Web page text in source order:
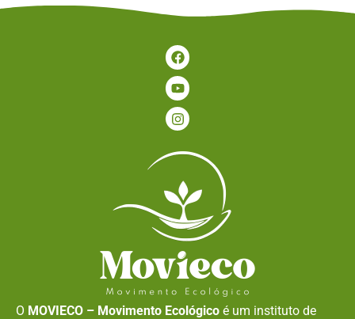
O MOVIECO – Movimento Ecológico é um instituto de